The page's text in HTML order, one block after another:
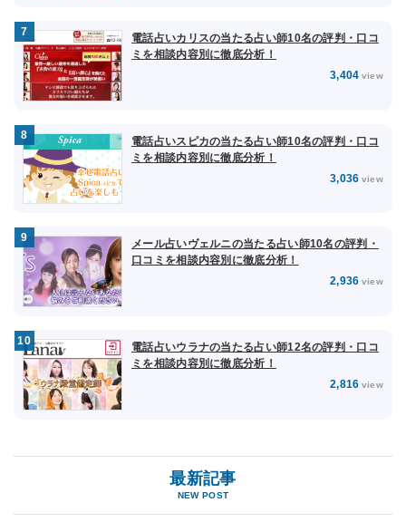
電話占いカリスの当たる占い師10名の評判・口コ
ミを相談内容別に徹底分析！
3,404 view
電話占いスピカの当たる占い師10名の評判・口コ
ミを相談内容別に徹底分析！
3,036 view
メール占いヴェルニの当たる占い師10名の評判・
口コミを相談内容別に徹底分析！
2,936 view
電話占いウラナの当たる占い師12名の評判・口コ
ミを相談内容別に徹底分析！
2,816 view
最新記事
NEW POST